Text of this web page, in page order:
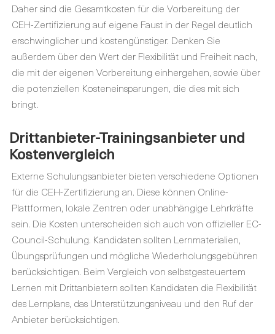
Daher sind die Gesamtkosten für die Vorbereitung der
CEH-Zertifizierung auf eigene Faust in der Regel deutlich
erschwinglicher und kostengünstiger. Denken Sie
außerdem über den Wert der Flexibilität und Freiheit nach,
die mit der eigenen Vorbereitung einhergehen, sowie über
die potenziellen Kosteneinsparungen, die dies mit sich
bringt.
Drittanbieter-Trainingsanbieter und
Kostenvergleich
Externe Schulungsanbieter bieten verschiedene Optionen
für die CEH-Zertifizierung an. Diese können Online-
Plattformen, lokale Zentren oder unabhängige Lehrkräfte
sein. Die Kosten unterscheiden sich auch von offizieller EC-
Council-Schulung. Kandidaten sollten Lernmaterialien,
Übungsprüfungen und mögliche Wiederholungsgebühren
berücksichtigen. Beim Vergleich von selbstgesteuertem
Lernen mit Drittanbietern sollten Kandidaten die Flexibilität
des Lernplans, das Unterstützungsniveau und den Ruf der
Anbieter berücksichtigen.